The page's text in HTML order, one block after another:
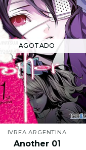
AGOTADO
IVREA ARGENTINA
Another 01